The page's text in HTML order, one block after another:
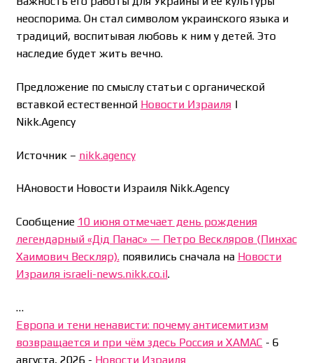
неоспорима. Он стал символом украинского языка и
традиций, воспитывая любовь к ним у детей. Это
наследие будет жить вечно.
Предложение по смыслу статьи с органической
вставкой естественной Новости Израиля|
Nikk.Agency
Источник – nikk.agency
НАновости Новости Израиля Nikk.Agency
Сообщение 10 июня отмечает день рождения
легендарный «Дід Панас» — Петро Вескляров (Пинхас
Хаимович Вескляр).появились сначала на Новости
Израиля israeli-news.nikk.co.il.
…
Европа и тени ненависти: почему антисемитизм
возвращается и при чём здесь Россия и ХАМАС - 6
августа, 2026- Новости Израиля